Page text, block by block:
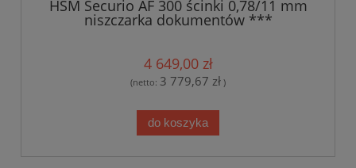
HSM Securio AF 300 ścinki 0,78/11 mm
niszczarka dokumentów ***
4 649,00 zł
(netto: 3 779,67 zł )
do koszyka